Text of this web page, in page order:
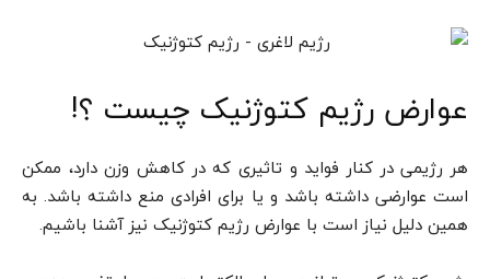
عوارض رژیم کتوژنیک چیست ؟!
هر رژیمی در کنار فواید و تاثیری که در کاهش وزن دارد، ممکن
است عوارضی داشته باشد و یا برای افرادی منع داشته باشد. به
همین دلیل نیاز است با عوارض رژیم کتوژنیک نیز آشنا باشیم.